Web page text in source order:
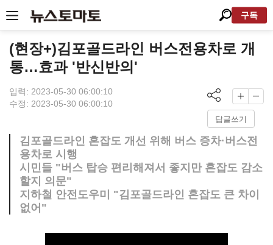
구독
(현장+)김포골드라인 버스전용차로 개
통…효과 '반신반의'
입력: 2023-05-30 06:00:10
수정: 2023-05-30 06:00:10
답글쓰기
김포골드라인 혼잡도 개선 위해 버스 증차·버스전
용차로 시행
시민들 "버스 탑승 편리해져서 좋지만 혼잡도 감소
할지 의문"
지하철 안전도우미 "김포골드라인 혼잡도 큰 차이
없어"